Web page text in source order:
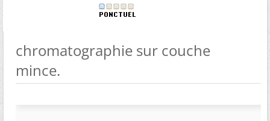
chromatographie sur couche
mince.